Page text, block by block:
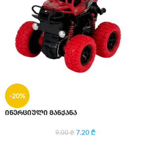
-20%
ინერციული მანქანა
9.00₾ 7.20₾